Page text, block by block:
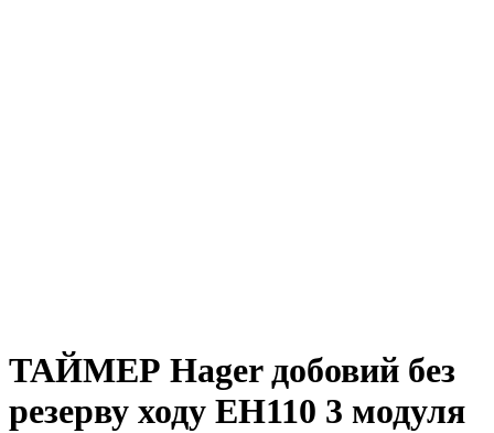
ТАЙМЕР Hager добовий без
резерву ходу EH110 3 модуля